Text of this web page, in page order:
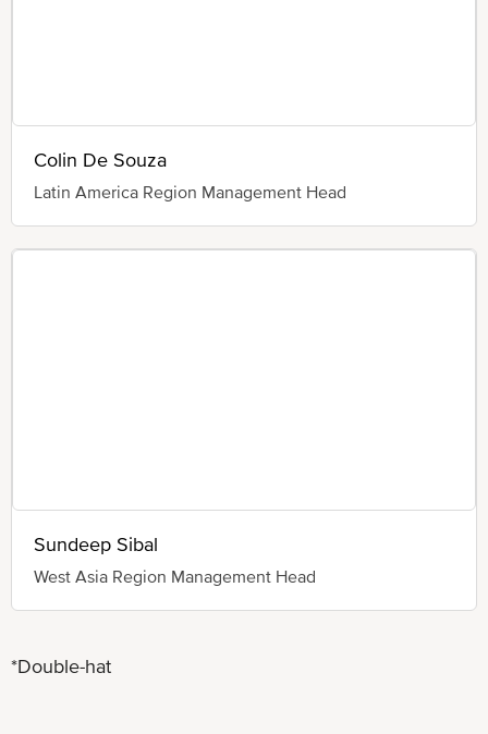
Colin De Souza
Latin America Region Management Head
Sundeep Sibal
West Asia Region Management Head
*Double-hat